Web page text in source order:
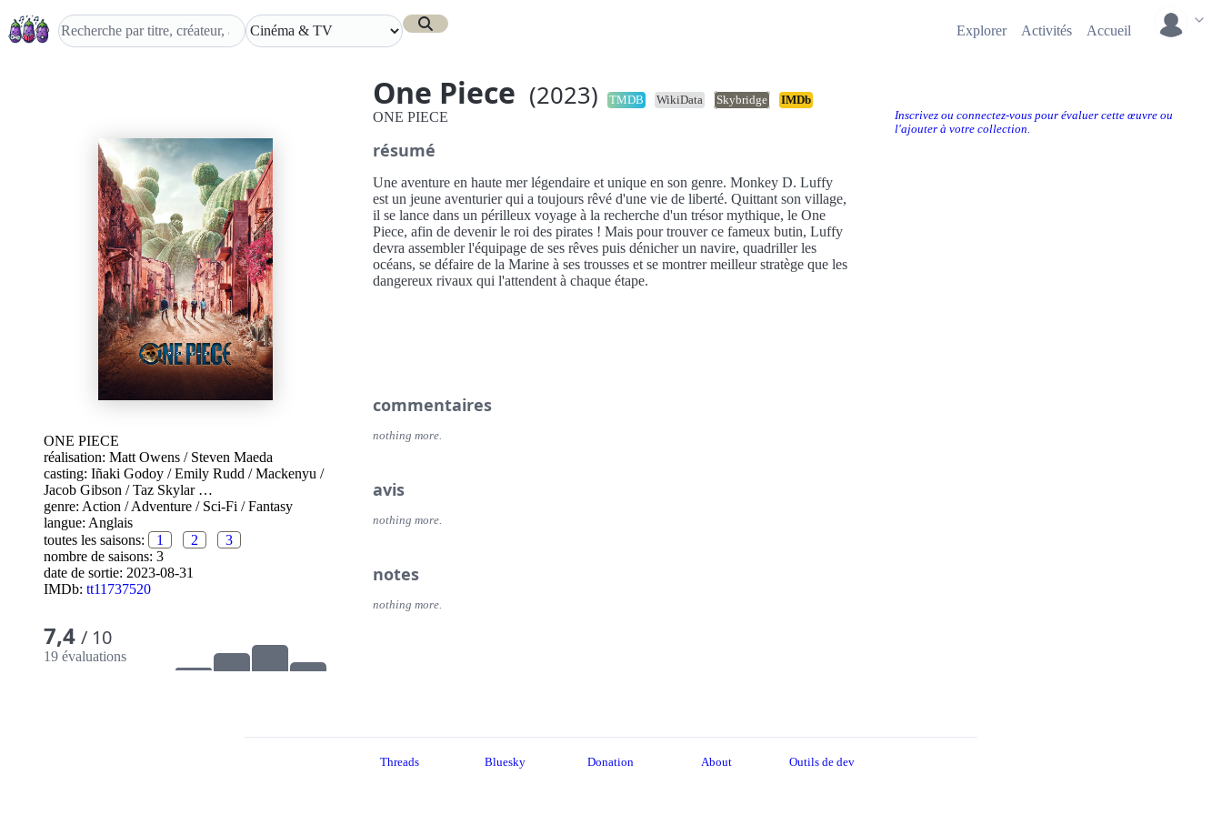
Explorer Activités Accueil
One Piece (2023) TMDB WikiData Skybridge
IMDb
Inscrivez ou connectez-vous pour évaluer cette œuvre ou
l'ajouter à votre collection.
ONE PIECE
réalisation: Matt Owens / Steven Maeda
casting: Iñaki Godoy /Emily Rudd /Mackenyu /
Jacob Gibson /Taz Skylar…
genre: Action /Adventure / Sci-Fi /Fantasy
langue: Anglais
toutes les saisons:
1 2
3
nombre de saisons: 3
date de sortie: 2023-08-31
IMDb: tt11737520
7,4 / 10
19 évaluations
ONE PIECE
résumé
Une aventure en haute mer légendaire et unique en son genre. Monkey D. Luffy
est un jeune aventurier qui a toujours rêvé d'une vie de liberté. Quittant son village,
il se lance dans un périlleux voyage à la recherche d'un trésor mythique, le One
Piece, afin de devenir le roi des pirates ! Mais pour trouver ce fameux butin, Luffy
devra assembler l'équipage de ses rêves puis dénicher un navire, quadriller les
océans, se défaire de la Marine à ses trousses et se montrer meilleur stratège que les
dangereux rivaux qui l'attendent à chaque étape.
commentaires
nothing more.
avis
nothing more.
notes
nothing more.
Threads Bluesky Donation About Outils de dev